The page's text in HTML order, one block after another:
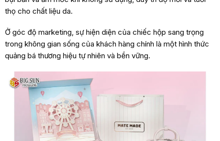
thọ cho chất liệu da.
Ở góc độ marketing, sự hiện diện của chiếc hộp sang trọng
trong không gian sống của khách hàng chính là một hình thức
quảng bá thương hiệu tự nhiên và bền vững.